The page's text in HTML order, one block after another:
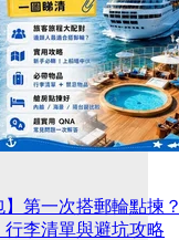
】第一次搭郵輪點揀？
李清單與避坑攻略